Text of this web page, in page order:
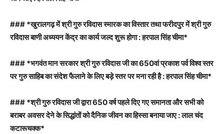
### *खुरालगढ़ में श्री गुरु रविदास स्मारक का विस्तार तथा फरीदपुर में श्री गुरु
रविदास बाणी अध्ययन केंद्र का कार्य जल्द शुरू होगा : हरपाल सिंह चीमा*
### *भगवंत मान सरकार श्री गुरु रविदास जी का 650वां प्रकाश पर्व विश्व स्तर
पर गुरु साहिब का संदेश फैलाने के लिए बड़े स्तर पर मना रही है : हरपाल सिंह चीमा*
### *श्री गुरु रविदास जी द्वारा 650 वर्ष पहले दिए गए समानता और सभी को
बराबर अवसर देने के सिद्धांतों को दैनिक जीवन का हिस्सा बनाया जाए : लाल चंद
कटारूचक्क*